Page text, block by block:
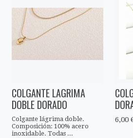
COLGANTE LAGRIMA
DOBLE DORADO
Colgante lágrima doble.
Composición: 100% acero
inoxidable. Todas ...
6,00